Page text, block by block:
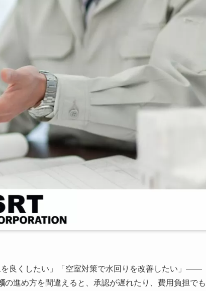
を良くしたい」「空室対策で水回りを改善したい」――
の進め方を間違えると、承認が遅れたり、費用負担でも